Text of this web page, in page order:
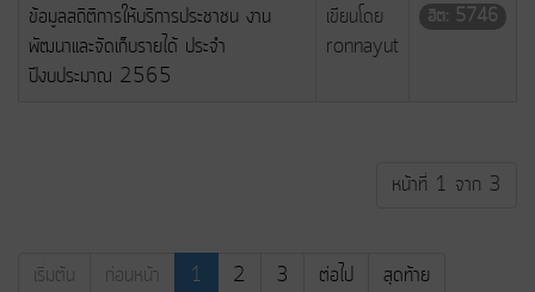
ข้อมูลสถิติการให้บริการประชาชน งาน
พัฒนาและจัดเก็บรายได้ ประจำ
ปีงบประมาณ 2565
เขียนโดย
ronnayut
ฮิต: 5746
หน้าที่ 1 จาก 3
เริ่มต้น ก่อนหน้า 1 2 3 ต่อไป สุดท้าย